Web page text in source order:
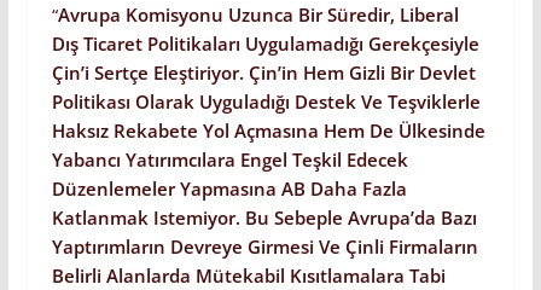
“Avrupa Komisyonu Uzunca Bir Süredir, Liberal
Dış Ticaret Politikaları Uygulamadığı Gerekçesiyle
Çin’i Sertçe Eleştiriyor. Çin’in Hem Gizli Bir Devlet
Politikası Olarak Uyguladığı Destek Ve Teşviklerle
Haksız Rekabete Yol Açmasına Hem De Ülkesinde
Yabancı Yatırımcılara Engel Teşkil Edecek
Düzenlemeler Yapmasına AB Daha Fazla
Katlanmak Istemiyor. Bu Sebeple Avrupa’da Bazı
Yaptırımların Devreye Girmesi Ve Çinli Firmaların
Belirli Alanlarda Mütekabil Kısıtlamalara Tabi